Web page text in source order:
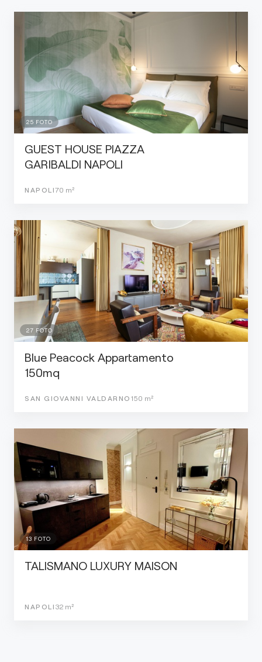
25 FOTO
GUEST HOUSE PIAZZA
GARIBALDI NAPOLI
NAPOLI70 m²
27 FOTO
Blue Peacock Appartamento
150mq
SAN GIOVANNI VALDARNO 150 m²
13 FOTO
TALISMANO LUXURY MAISON
NAPOLI 32 m²